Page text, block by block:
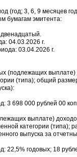
(год; 3, 6, 9 месяцев
бумагам эмитента:
04.03.2026 г.
03.04.2026 г.
(подлежащих
(типа); общий
3 698 000 рублей 00
выплате)
категории (типа);
выпуска за
22,5% годовых; 18